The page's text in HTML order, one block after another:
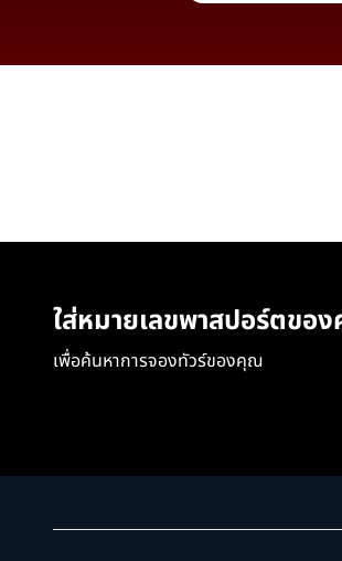
ใส่หมายเลขพาสปอร์ตขอ
เพื่อค้นหาการจองทัวร์ของคุณ